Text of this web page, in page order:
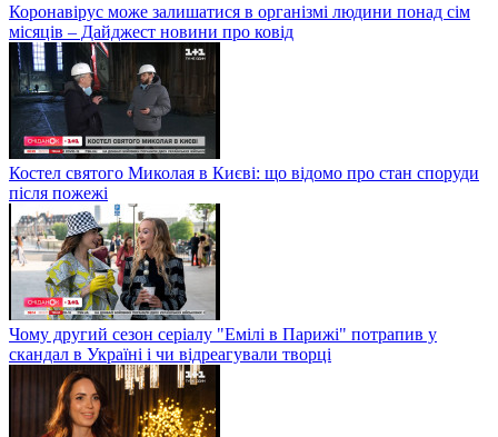
Коронавірус може залишатися в організмі людини понад сім
місяців – Дайджест новини про ковід
Костел святого Миколая в Києві: що відомо про стан споруди
після пожежі
Чому другий сезон серіалу "Емілі в Парижі" потрапив у
скандал в Україні і чи відреагували творці